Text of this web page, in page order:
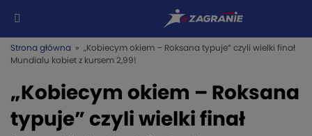
Strona główna » „Kobiecym okiem – Roksana typuje” czyli wielki finał
Mundialu kobiet z kursem 2,99!
„Kobiecym okiem – Roksana
typuje” czyli wielki finał